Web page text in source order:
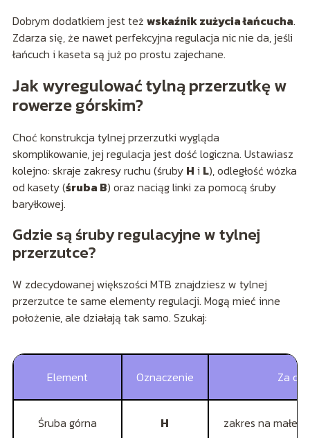
Dobrym dodatkiem jest też wskaźnik zużycia łańcucha.
Zdarza się, że nawet perfekcyjna regulacja nic nie da, jeśli
łańcuch i kaseta są już po prostu zajechane.
Jak wyregulować tylną przerzutkę w
rowerze górskim?
Choć konstrukcja tylnej przerzutki wygląda
skomplikowanie, jej regulacja jest dość logiczna. Ustawiasz
kolejno: skraje zakresy ruchu (śruby H i L), odległość wózka
od kasety (śruba B) oraz naciąg linki za pomocą śruby
baryłkowej.
Gdzie są śruby regulacyjne w tylnej
przerzutce?
W zdecydowanej większości MTB znajdziesz w tylnej
przerzutce te same elementy regulacji. Mogą mieć inne
położenie, ale działają tak samo. Szukaj:
Element Oznaczenie Za co
Śruba górna H zakres na małej